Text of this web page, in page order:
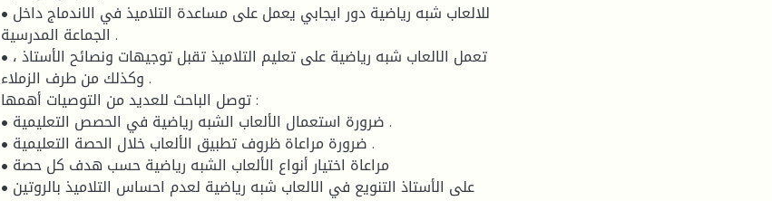
• للالعاب شبه رياضية دور ايجابي يعمل على مساعدة التلاميذ في الاندماج داخل
الجماعة المدرسية .
• تعمل الالعاب شبه رياضية على تعليم التلاميذ تقبل توجيهات ونصائح الأستاذ ،
وكذلك من طرف الزملاء .
توصل الباحث للعديد من التوصيات أهمها :
• ضرورة استعمال الألعاب الشبه رياضية في الحصص التعليمية .
• ضرورة مراعاة ظروف تطبيق الألعاب خلال الحصة التعليمية .
• مراعاة اختيار أنواع الألعاب الشبه رياضية حسب هدف كل حصة
• على الأستاذ التنويع في الالعاب شبه رياضية لعدم احساس التلاميذ بالروتين